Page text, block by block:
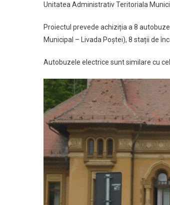
Unitatea Administrativ Teritoriala
Proiectul prevede achiziția a 8
Municipal – Livada Poștei), 8 stații de
Autobuzele electrice sunt similare cu